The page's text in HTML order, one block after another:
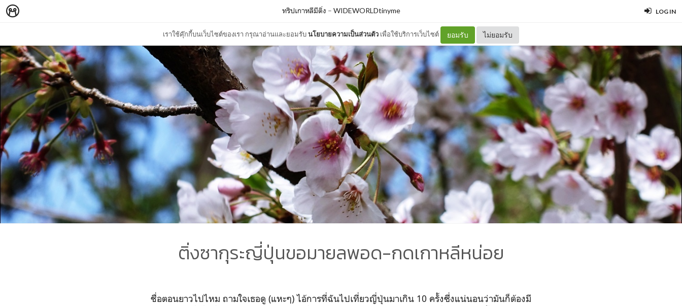
LOG IN
เราใช้คุ๊กกี้บนเว็บไซต์ของเรา กรุณาอ่านและยอมรับนโยบายความเป็นส่วนตัว เพื่อใช้บริการเว็บไซต์ ยอมรับ ไม่ยอมรับ
ทริปเกาหลีมีติ่ง – WIDEWORLDtinyme
ติ่งซากุระญี่ปุ่นขอมายลพอด-กดเกาหลีหน่อย
ชื่อตอนยาวไปไหม ถามใจเธอดู (แหะๆ) ไอ้การที่ฉันไปเที่ยวญี่ปุ่นมาเกิน 10 ครั้งซึ่งแน่นอนว่ามันก็ต้องมี